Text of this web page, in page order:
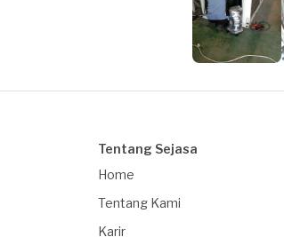
Tentang Sejasa
Home
Tentang Kami
Karir